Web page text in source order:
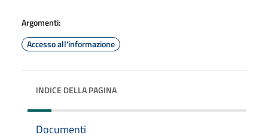
Argomenti:
Accesso all'informazione
INDICE DELLA PAGINA
Documenti